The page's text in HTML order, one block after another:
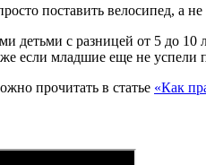
поставить велосипед, а
детьми с разницей от 5 до
если младшие еще не
прочитать в статье «Как